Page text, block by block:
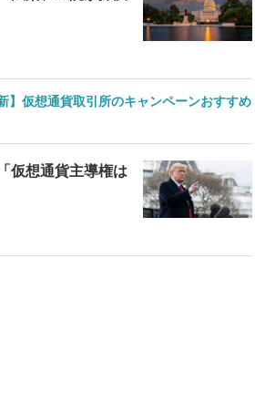
】仮想通貨取引所のキャンペーンおすすめ
仮想通貨主導権は